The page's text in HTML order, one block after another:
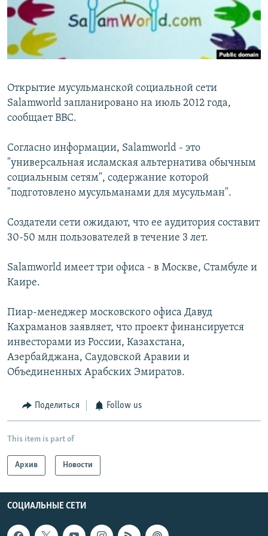
Հայերեն
English
Все сайты Радио Азатутюн
Открытие мусульманской социальной сети
Salamworld запланировано на июль 2012 года,
сообщает ВВС.
Согласно информации, Salamworld - это
"универсальная исламская альтернатива обычным
социальным сетям", содержание которой
"подготовлено мусульманами для мусульман".
Создатели сети ожидают, что ее аудитория составит
30-50 млн пользователей в течение 3 лет.
Salamworld имеет три офиса - в Москве, Стамбуле и
Каире.
Пиар-менеджер московского офиса Давуд
Кахраманов заявляет, что проект финансируется
инвесторами из России, Казахстана,
Азербайджана, Саудовской Аравии и
Объединенных Арабских Эмиратов.
Поделиться Follow us
This item is part of
Архив Новости
СОЦИАЛЬНЫЕ СЕТИ